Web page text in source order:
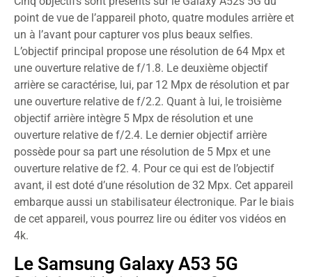
point de vue de l’appareil photo, quatre modules arrière et
un à l’avant pour capturer vos plus beaux selfies.
L’objectif principal propose une résolution de 64 Mpx et
une ouverture relative de f/1.8. Le deuxième objectif
arrière se caractérise, lui, par 12 Mpx de résolution et par
une ouverture relative de f/2.2. Quant à lui, le troisième
objectif arrière intègre 5 Mpx de résolution et une
ouverture relative de f/2.4. Le dernier objectif arrière
possède pour sa part une résolution de 5 Mpx et une
ouverture relative de f2. 4. Pour ce qui est de l’objectif
avant, il est doté d’une résolution de 32 Mpx. Cet appareil
embarque aussi un stabilisateur électronique. Par le biais
de cet appareil, vous pourrez lire ou éditer vos vidéos en
4k.
Le Samsung Galaxy A53 5G